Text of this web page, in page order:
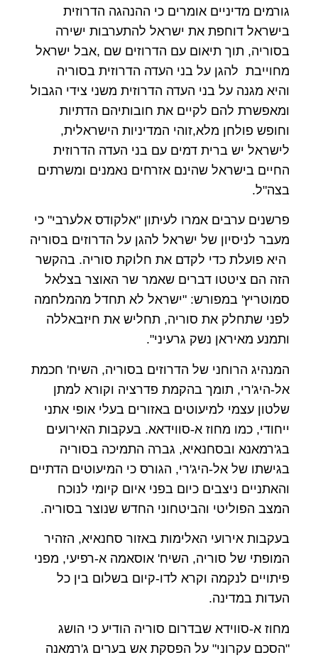
גורמים מדיניים אומרים כי ההנהגה הדרוזית
בישראל דוחפת את ישראל להתערבות ישירה
בסוריה, תוך תיאום עם הדרוזים שם ,אבל ישראל
מחוייבת להגן על בני העדה הדרוזית בסוריה
והיא מגנה על בני העדה הדרוזית משני צידי הגבול
ומאפשרת להם לקיים את חובותיהם הדתיות
וחופש פולחן מלא,זוהי המדיניות הישראלית,
לישראל יש ברית דמים עם בני העדה הדרוזית
החיים בישראל שהינם אזרחים נאמנים ומשרתים
בצה"ל.
פרשנים ערבים אמרו לעיתון "אלקודס אלערבי" כי
מעבר לניסיון של ישראל להגן על הדרוזים בסוריה
היא פועלת כדי לקדם את חלוקת סוריה. בהקשר
הזה הם ציטטו דברים שאמר שר האוצר בצלאל
סמוטריץ' במפורש: "ישראל לא תחדל מהמלחמה
לפני שתחלק את סוריה, תחליש את חיזבאללה
ותמנע מאיראן נשק גרעיני".
המנהיג הרוחני של הדרוזים בסוריה, השיח' חכמת
אל-היג'רי, תומך בהקמת פדרציה וקורא למתן
שלטון עצמי למיעוטים באזורים בעלי אופי אתני
ייחודי, כמו מחוז א-סווידאא. בעקבות האירועים
בג'רמאנא ובסחנאיא, גברה התמיכה בסוריה
בגישתו של אל-היג'רי, הגורס כי המיעוטים הדתיים
והאתניים ניצבים כיום בפני איום קיומי לנוכח
המצב הפוליטי והביטחוני החדש שנוצר בסוריה.
בעקבות אירועי האלימות באזור סחנאיא, הזהיר
המופתי של סוריה, השיח' אוסאמה א-רפיעי, מפני
פיתויים לנקמה וקרא לדו-קיום בשלום בין כל
העדות במדינה.
מחוז א-סווידא שבדרום סוריה הודיע כי הושג
"הסכם עקרוני" על הפסקת אש בערים ג'רמאנה